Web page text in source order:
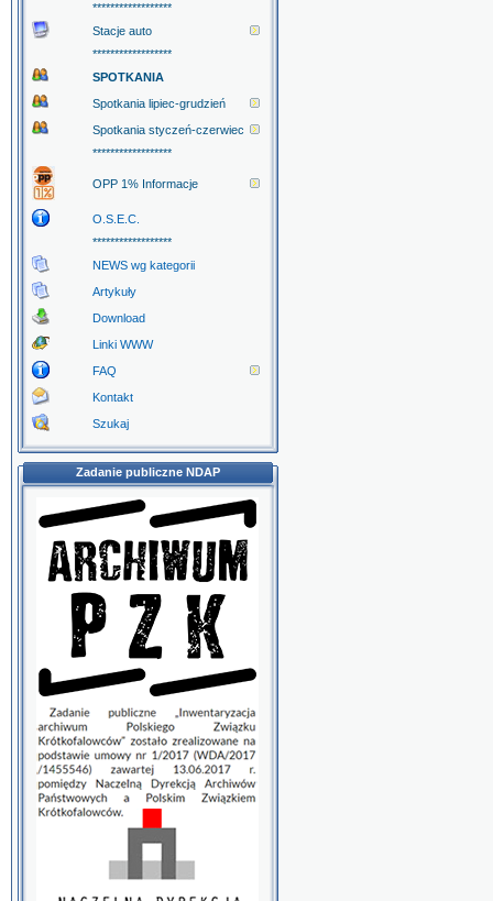
******************
Stacje auto
******************
SPOTKANIA
Spotkania lipiec-grudzień
Spotkania styczeń-czerwiec
******************
OPP 1% Informacje
O.S.E.C.
******************
NEWS wg kategorii
Artykuły
Download
Linki WWW
FAQ
Kontakt
Szukaj
Zadanie publiczne NDAP